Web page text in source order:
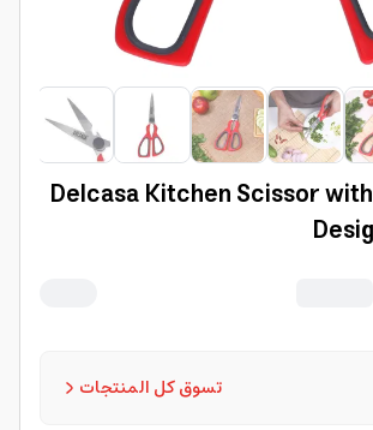
مقص مطبخ Delcasa Kitchen Scissor with
تسوق كل المنتجات